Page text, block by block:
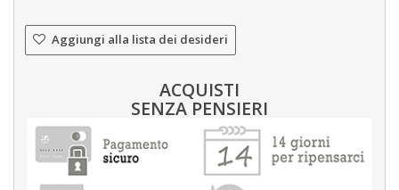
Aggiungi alla lista dei desideri
ACQUISTI
SENZA PENSIERI